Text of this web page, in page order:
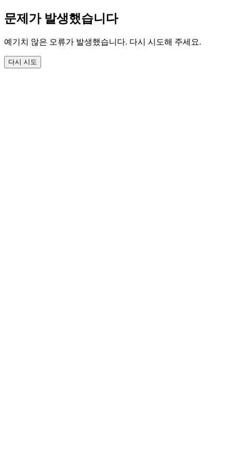
문제가 발생했습니다
예기치 않은 오류가 발생했습니다. 다시 시도해 주세요.
다시 시도